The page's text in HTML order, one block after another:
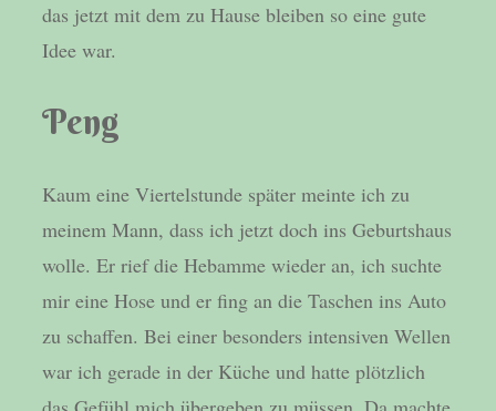
das jetzt mit dem zu Hause bleiben so eine gute
Idee war.
Peng
Kaum eine Viertelstunde später meinte ich zu
meinem Mann, dass ich jetzt doch ins Geburtshaus
wolle. Er rief die Hebamme wieder an, ich suchte
mir eine Hose und er fing an die Taschen ins Auto
zu schaffen. Bei einer besonders intensiven Wellen
war ich gerade in der Küche und hatte plötzlich